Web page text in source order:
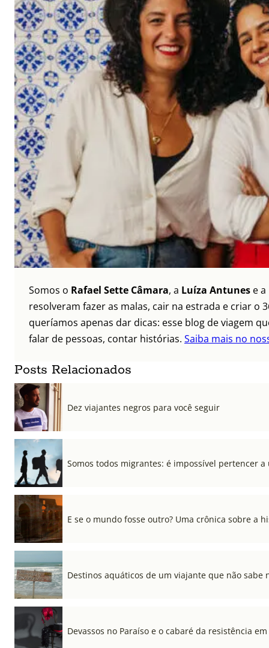
Somos o Rafael Sette Câmara, a Luíza Antunes e a
resolveram fazer as malas, cair na estrada e criar o
queríamos apenas dar dicas: esse blog de viagem
falar de pessoas, contar histórias. Saiba mais no
Posts Relacionados
Dez viajantes negros para você seguir
Somos todos migrantes: é impossível pertencer a
E se o mundo fosse outro? Uma crônica sobre a
Destinos aquáticos de um viajante que não sabe
Devassos no Paraíso e o cabaré da resistência em